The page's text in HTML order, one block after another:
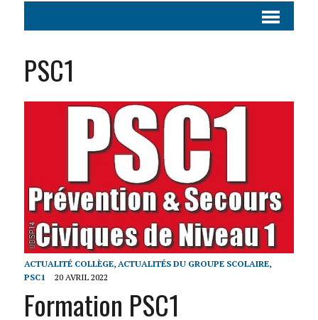
PSC1
ACTUALITÉ COLLÈGE, ACTUALITÉS DU GROUPE SCOLAIRE,
PSC1
20 AVRIL 2022
Formation PSC1